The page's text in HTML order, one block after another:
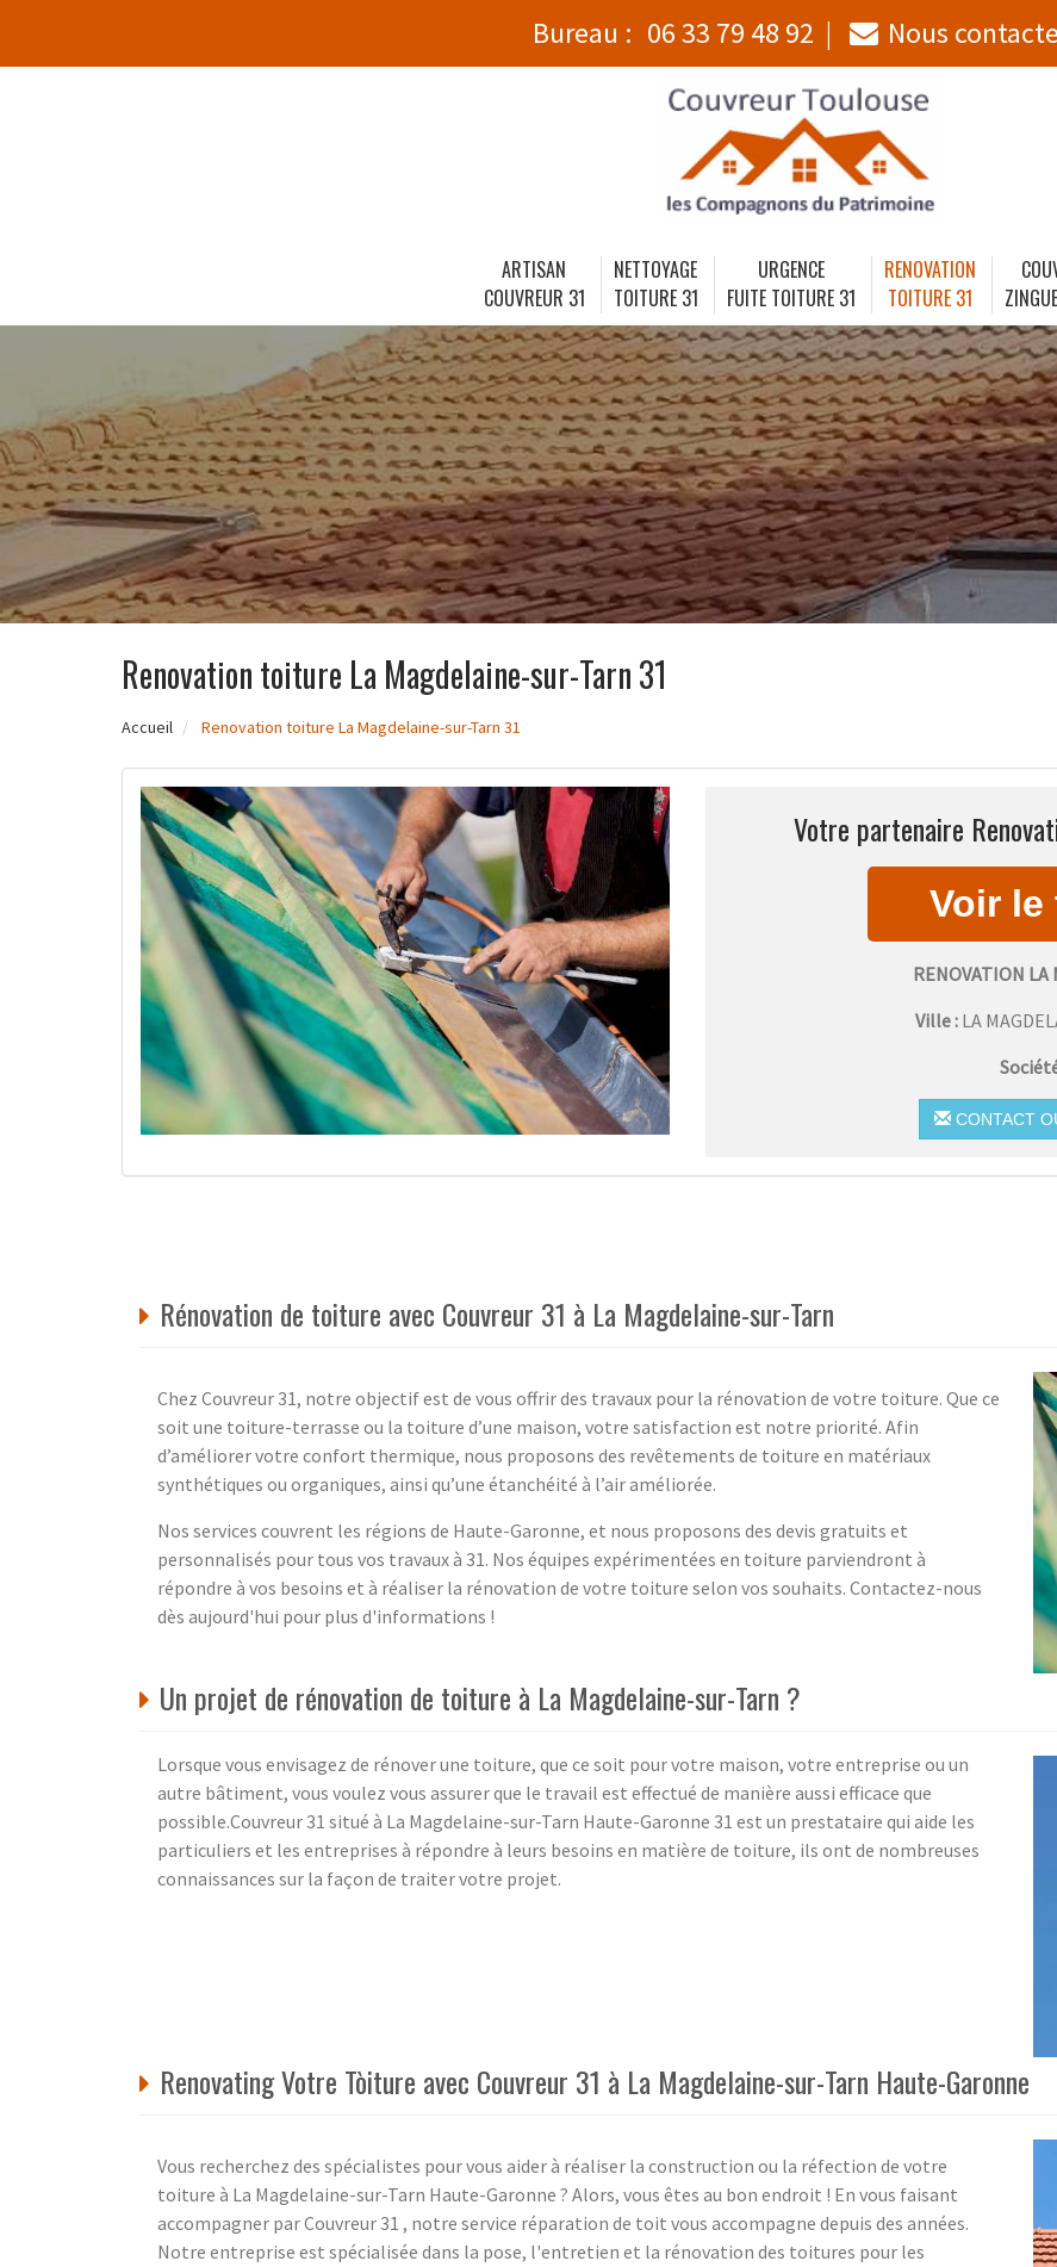
Bureau : 06 33 79 48 92 Nous
ARTISAN
COUVREUR 31
NETTOYAGE
TOITURE 31
URGENCE
FUITE TOITURE 31
RENOVATION
TOITURE 31
Renovation toiture La Magdelaine-sur-Tarn 31
Accueil Renovation toiture La Magdelaine-sur-Tarn 31
Votre partenaire
RENOVATION LA
Ville : LA
CONTACT
Rénovation de toiture avec Couvreur 31 à La Magdelaine-sur-Tarn
Chez Couvreur 31, notre objectif est de vous offrir des travaux pour la rénovation de votre toiture. Que ce
soit une toiture-terrasse ou la toiture d’une maison, votre satisfaction est notre priorité. Afin
d’améliorer votre confort thermique, nous proposons des revêtements de toiture en matériaux
synthétiques ou organiques, ainsi qu’une étanchéité à l’air améliorée.
Nos services couvrent les régions de Haute-Garonne, et nous proposons des devis gratuits et
personnalisés pour tous vos travaux à 31. Nos équipes expérimentées en toiture parviendront à
répondre à vos besoins et à réaliser la rénovation de votre toiture selon vos souhaits. Contactez-nous
dès aujourd'hui pour plus d'informations !
Un projet de rénovation de toiture à La Magdelaine-sur-Tarn ?
Lorsque vous envisagez de rénover une toiture, que ce soit pour votre maison, votre entreprise ou un
autre bâtiment, vous voulez vous assurer que le travail est effectué de manière aussi efficace que
possible.Couvreur 31 situé à La Magdelaine-sur-Tarn Haute-Garonne 31 est un prestataire qui aide les
particuliers et les entreprises à répondre à leurs besoins en matière de toiture, ils ont de nombreuses
connaissances sur la façon de traiter votre projet.
Renovating Votre Tòiture avec Couvreur 31 à La Magdelaine-sur-Tarn Haute-Garonne
Vous recherchez des spécialistes pour vous aider à réaliser la construction ou la réfection de votre
toiture à La Magdelaine-sur-Tarn Haute-Garonne ? Alors, vous êtes au bon endroit ! En vous faisant
accompagner par Couvreur 31 , notre service réparation de toit vous accompagne depuis des années.
Notre entreprise est spécialisée dans la pose, l'entretien et la rénovation des toitures pour les